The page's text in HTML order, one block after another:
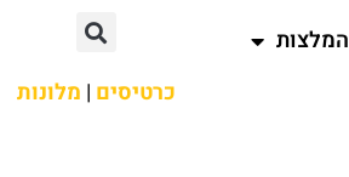
המלצות
כרטיסים | מלונות